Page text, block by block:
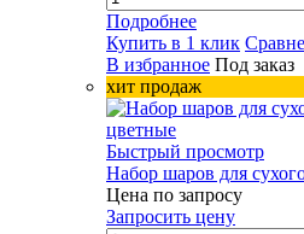
Подробнее
Купить в 1 клик
В избранное Под заказ
хит продаж
Быстрый просмотр
Набор шаров для
Цена по запросу
Запросить цену